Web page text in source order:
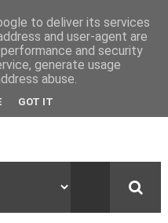
to deliver its services
and user-agent are
and security
generate usage
abuse.
GOT IT